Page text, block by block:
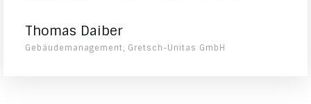
Thomas Daiber
Gebäudemanagement, Gretsch-Unitas GmbH